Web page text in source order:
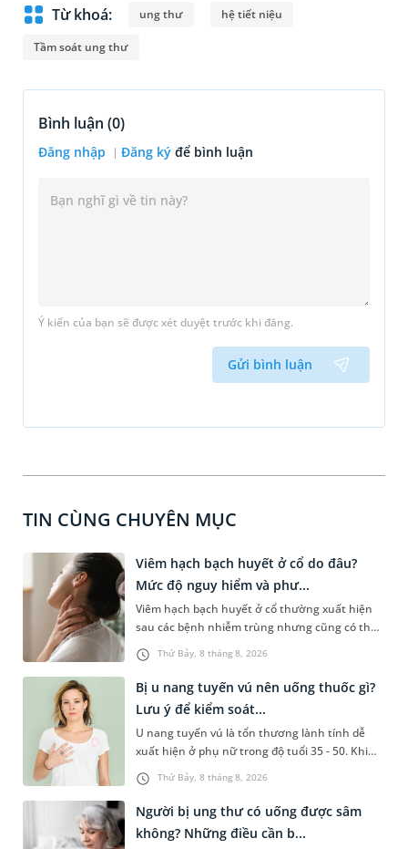
Từ khoá: ung thư hệ tiết niệu
Tầm soát ung thư
Bình luận (0)
Đăng nhập Đăng ký để bình luận
Ý kiến của bạn sẽ được xét duyệt trước khi đăng.
Gửi bình luận
TIN CÙNG CHUYÊN MỤC
Thứ Bảy, 8 tháng 8, 2026
Viêm hạch bạch huyết ở cổ do đâu?
Mức độ nguy hiểm và phư...
Viêm hạch bạch huyết ở cổ thường xuất hiện
sau các bệnh nhiễm trùng nhưng cũng có thể
liên quan đến lao hạch hoặc ung thư. Để tìm
hiểu nguyên nhân gây viêm, mức độ nguy hiểm
và cách thức chẩn đoán bệnh lý này, bạn có thể
theo dõi những thông tin dưới đây.
Thứ Bảy, 8 tháng 8, 2026
Bị u nang tuyến vú nên uống thuốc gì?
Lưu ý để kiểm soát...
U nang tuyến vú là tổn thương lành tính dễ
xuất hiện ở phụ nữ trong độ tuổi 35 - 50. Khi
được chẩn đoán mắc bệnh, nhiều người
thường băn khoăn u nang tuyến vú nên uống
thuốc gì để hạn chế phải phẫu thuật. Bài viết
sau sẽ giúp bạn hiểu đúng về việc dùng thuốc
trong điều trị bệnh lý này và biết cách kiểm
Người bị ung thư có uống được sâm
không? Những điều cần b...